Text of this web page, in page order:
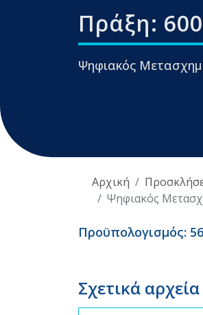
Πράξη:
Ψηφιακός
Αρχική
Ψηφιακός
Προϋπολογισμός:
Σχετικά αρχεία